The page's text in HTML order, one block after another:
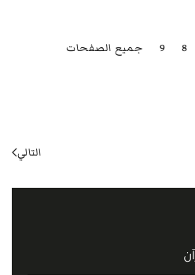
8
9 جميع الصفحات
التالي